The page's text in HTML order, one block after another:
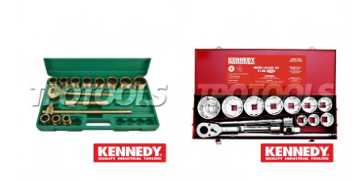
or explosions in potentially
combustible or explosive
environments. They resist
the sparks that a standard
tool could potentially
create when striking hard
surfaces. The use of spark
resistant tools is essential